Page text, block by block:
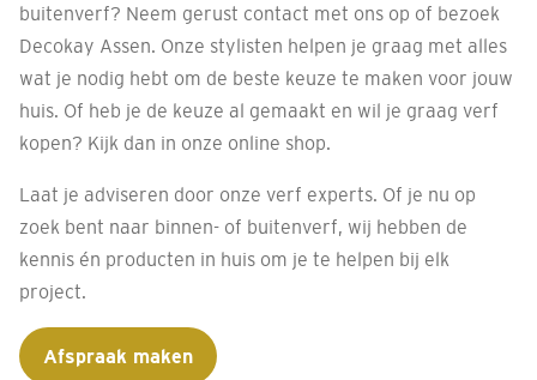
buitenverf? Neem gerust contact met ons op of bezoek
Decokay Assen. Onze stylisten helpen je graag met alles
wat je nodig hebt om de beste keuze te maken voor jouw
huis. Of heb je de keuze al gemaakt en wil je graag verf
kopen? Kijk dan in onze online shop.
Laat je adviseren door onze verf experts. Of je nu op
zoek bent naar binnen- of buitenverf, wij hebben de
kennis én producten in huis om je te helpen bij elk
project.
Afspraak maken